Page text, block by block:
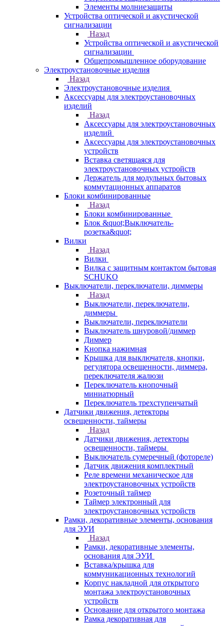
Элементы молниезащиты
Устройства оптической и акустической
сигнализации
Назад
Устройства оптической и акустической
сигнализации
Общепромышленное оборудование
Электроустановочные изделия
Назад
Электроустановочные изделия
Аксессуары для электроустановочных
изделий
Назад
Аксессуары для электроустановочных
изделий
Аксессуары для электроустановочных
устройств
Вставка светящаяся для
электроустановочных устройств
Держатель для модульных бытовых
коммутационных аппаратов
Блоки комбинированные
Назад
Блоки комбинированные
Блок &quot;Выключатель-
розетка&quot;
Вилки
Назад
Вилки
Вилка с защитным контактом бытовая
SCHUKO
Выключатели, переключатели, диммеры
Назад
Выключатели, переключатели,
диммеры
Выключатели, переключатели
Выключатель шнуровой/диммер
Диммер
Кнопка нажимная
Крышка для выключателя, кнопки,
регулятора освещенности, диммера,
переключателя жалюзи
Переключатель кнопочный
миниатюрный
Переключатель трехступенчатый
Датчики движения, детекторы
освещенности, таймеры
Назад
Датчики движения, детекторы
освещенности, таймеры
Выключатель сумеречный (фотореле)
Датчик движения комплектный
Реле времени механическое для
электроустановочных устройств
Розеточный таймер
Таймер электронный для
электроустановочных устройств
Рамки, декоративные элементы, основания
для ЭУИ
Назад
Рамки, декоративные элементы,
основания для ЭУИ
Вставка/крышка для
коммуникационных технологий
Корпус накладной для открытого
монтажа электроустановочных
устройств
Основание для открытого монтажа
Рамка декоративная для